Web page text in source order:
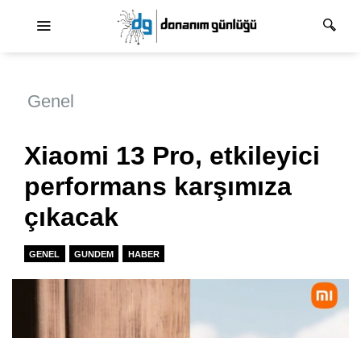
Genel
Xiaomi 13 Pro, etkileyici
performans karşımıza
çıkacak
GENEL GUNDEM HABER